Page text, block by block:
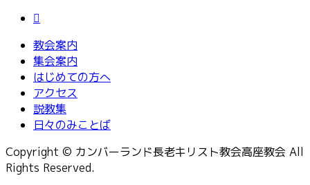
教会案内
集会案内
はじめての方へ
アクセス
説教集
日々のみことば
Copyright © カンバーランド長老キリスト教会高座教会 All
Rights Reserved.